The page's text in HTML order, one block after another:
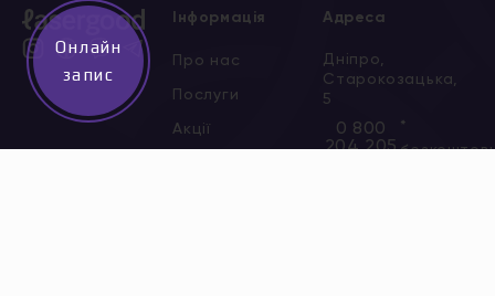
Інформація
Про нас
Послуги
Акції
Адреса
Дніпро,
Старокозацька,
5
0 800
204 205
*
Онлайн
запис